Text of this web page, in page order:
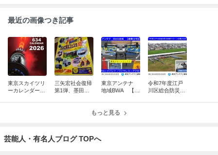
最近の画像つき記事
東京スカイツリ
ーカレンダー10
三矢宏社会復帰
第1弾、墨田区
東京アンテナ
地域BWA 【創
ド・ワイヤレ
令和7年度江戸
川区総合防災訓
もっと見る
芸能人・有名人ブログ TOPへ